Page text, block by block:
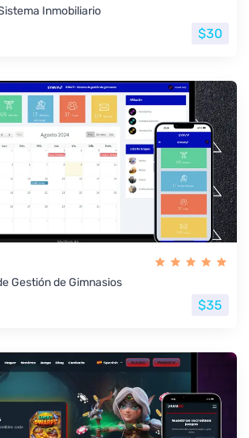
Inmobiliario
$30
Gestión de Gimnasios
$35